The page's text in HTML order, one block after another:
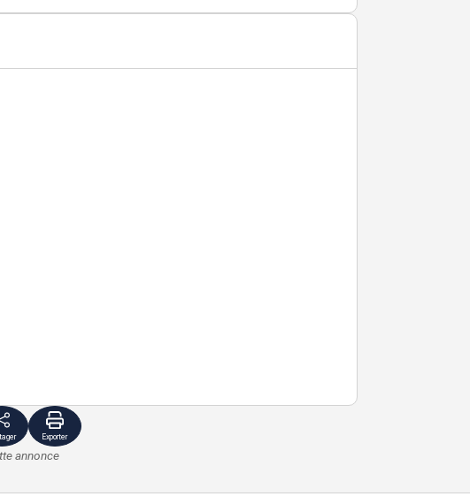
Exporter
annonce